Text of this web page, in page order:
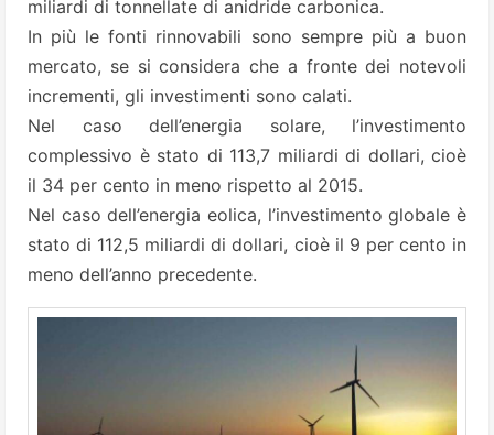
miliardi di tonnellate di anidride carbonica.
In più le fonti rinnovabili sono sempre più a buon
mercato, se si considera che a fronte dei notevoli
incrementi, gli investimenti sono calati.
Nel caso dell’energia solare, l’investimento
complessivo è stato di 113,7 miliardi di dollari, cioè
il 34 per cento in meno rispetto al 2015.
Nel caso dell’energia eolica, l’investimento globale è
stato di 112,5 miliardi di dollari, cioè il 9 per cento in
meno dell’anno precedente.